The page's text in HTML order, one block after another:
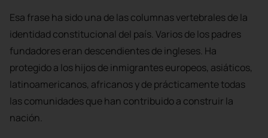
Esa frase ha sido una de las columnas vertebrales de la
identidad constitucional del país. Varios de los padres
fundadores eran descendientes de ingleses. Ha
protegido a los hijos de inmigrantes europeos, asiáticos,
latinoamericanos, africanos y de prácticamente todas
las comunidades que han contribuido a construir la
nación.